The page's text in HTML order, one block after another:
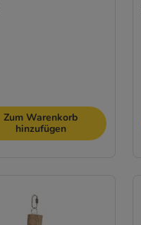
Zum Warenkorb
hinzufügen